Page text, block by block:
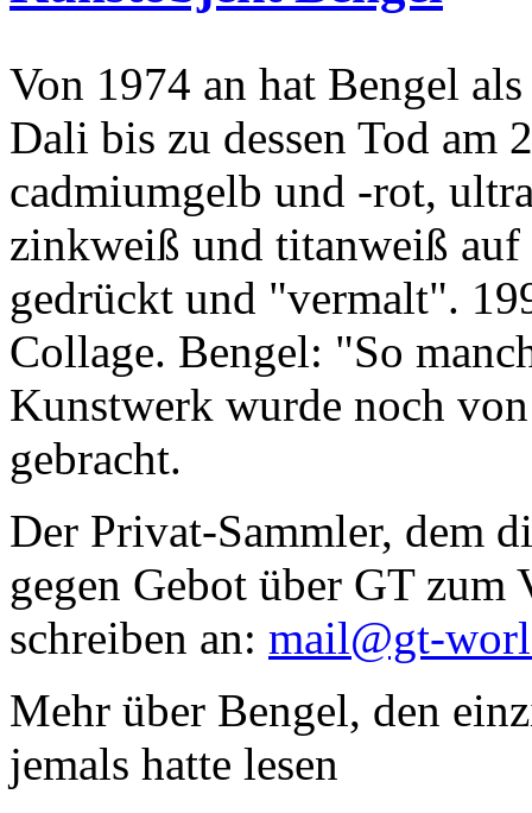
Von 1974 an hat Bengel
Dali bis zu dessen Tod am
cadmiumgelb und -rot,
zinkweiß und titanweiß
gedrückt und "vermalt".
Collage. Bengel: "So
Kunstwerk wurde noch
gebracht.
Der Privat-Sammler, dem
gegen Gebot über GT zum
schreiben an: mail@gt-
Mehr über Bengel, den
jemals hatte lesen